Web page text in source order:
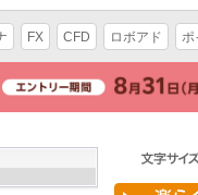
FX CFD ロボアド ポ